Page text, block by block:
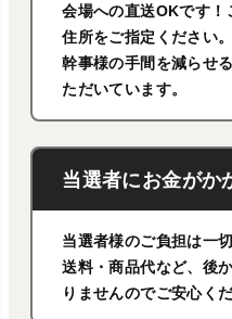
会場への直送OKです！
住所をご指定ください。
幹事様の手間を減らせ
ただいています。
当選者にお金がか
当選者様のご負担は一
送料・商品代など、後
りませんのでご安心くだ